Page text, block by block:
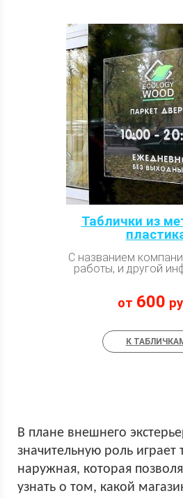
Таблички из
С названием
работы, и другой
от 600
К
В плане внешнего
значительную роль играет
наружная, которая
узнать о том, какой